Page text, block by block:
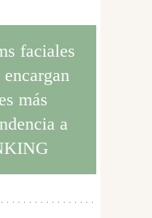
faciales
más
a